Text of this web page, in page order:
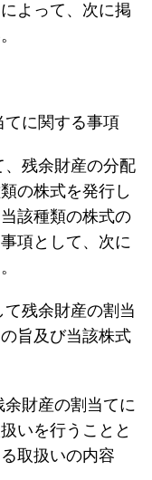
よって、次に掲
に関する事項
残余財産の分配
の株式を発行し
該種類の株式の
項として、次に
残余財産の割当
旨及び当該株式
財産の割当てに
いを行うことと
取扱いの内容